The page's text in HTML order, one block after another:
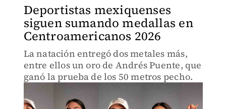
Deportistas mexiquenses
siguen sumando medallas en
Centroamericanos 2026
La natación entregó dos metales más,
entre ellos un oro de Andrés Puente, que
ganó la prueba de los 50 metros pecho.